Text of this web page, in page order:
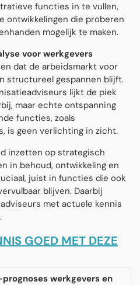
functies in te vullen,
ontwikkelingen die proberen
mogelijk te maken.
voor werkgevers
dat de arbeidsmarkt voor
structureel gespannen blijft.
lijkt de piek
maar echte ontspanning
functies, zoals
is geen verlichting in zicht.
inzetten op strategisch
in behoud, ontwikkeling en
juist in functies die ook
blijven. Daarbij
met actuele kennis
GOED MET DEZE
werkgevers en